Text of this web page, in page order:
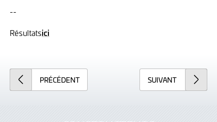
--
Résultatsici
PRÉCÉDENT SUIVANT